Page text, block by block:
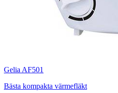
Gelia AF501
Bästa kompakta värmefläkt